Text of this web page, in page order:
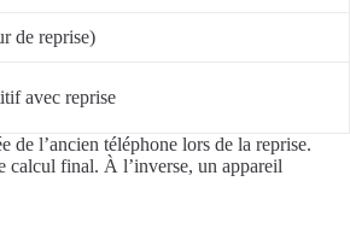
de reprise)
avec reprise
de l’ancien téléphone lors de la reprise.
calcul final. À l’inverse, un appareil